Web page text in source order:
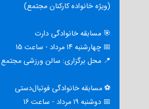
(ویژه خانواده کارکنان مجتمع)
🎯 مسابقه خانوادگی دارت
📅 چهارشنبه ۱۴ مرداد - ساعت 15
📍 محل برگزاری: سالن ورزشی مجتمع
⚽ مسابقه خانوادگی فوتبال‌دستی
📅 دوشنبه ۱۹ مرداد - ساعت 16